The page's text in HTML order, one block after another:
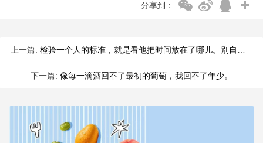
分享到：
上一篇: 检验一个人的标准，就是看他把时间放在了哪儿。别自欺欺人；当生
下一篇: 像每一滴酒回不了最初的葡萄，我回不了年少。